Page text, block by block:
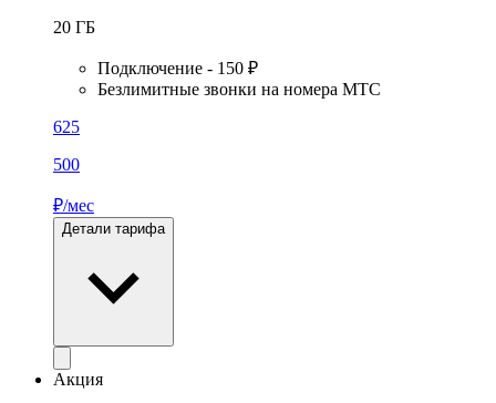
20 ГБ
Подключение - 150 ₽
Безлимитные звонки на номера МТС
625
500
₽/мес
Детали тарифа
Акция